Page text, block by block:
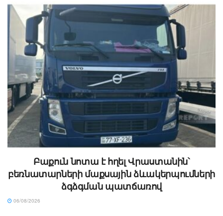
Բաքուն նոտա է հղել Վրաստանին՝
բեռնատարների մաքսային ձևակերպումների
ձգձգման պատճառով
06/08/2026